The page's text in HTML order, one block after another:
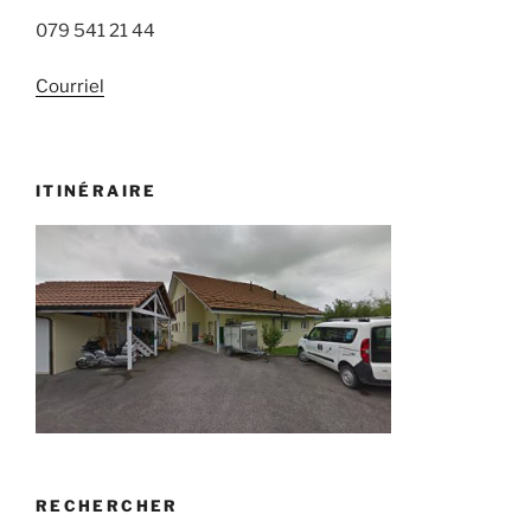
079 541 21 44
Courriel
ITINÉRAIRE
RECHERCHER